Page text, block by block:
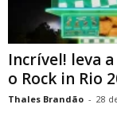
Incrível! leva
o Rock in Rio
Thales Brandão - 28